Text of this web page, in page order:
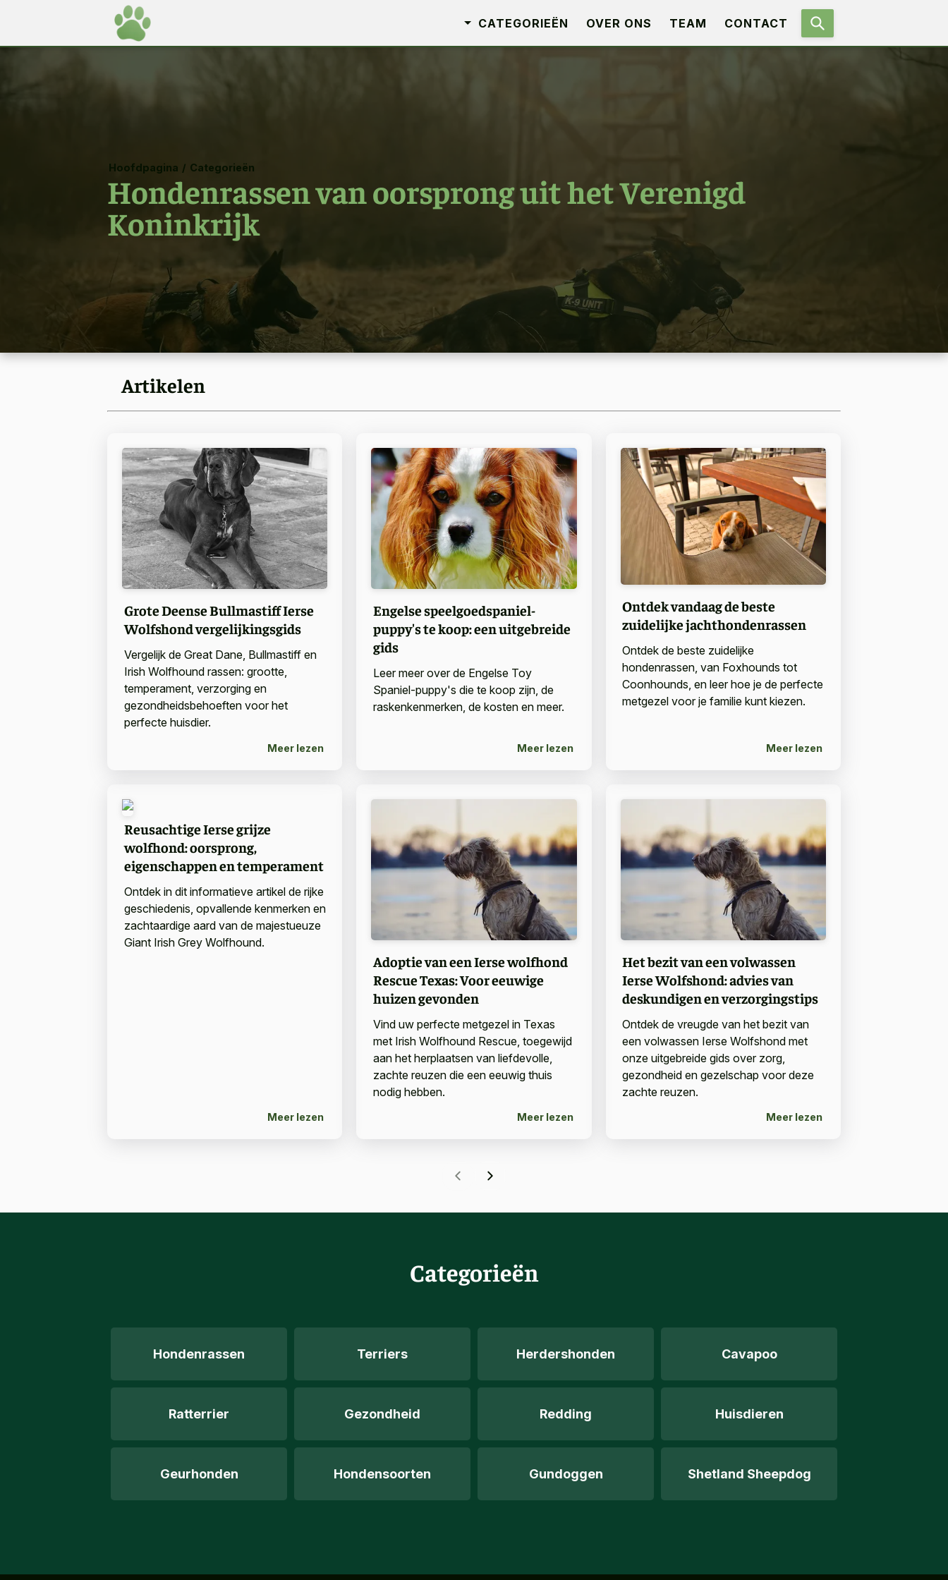
CATEGORIEËN OVER ONS TEAM CONTACT
Hoofdpagina / Categorieën
Hondenrassen van oorsprong uit het Verenigd
Koninkrijk
Artikelen
Grote Deense Bullmastiff Ierse
Wolfshond vergelijkingsgids
Vergelijk de Great Dane, Bullmastiff en
Irish Wolfhound rassen: grootte,
temperament, verzorging en
gezondheidsbehoeften voor het
perfecte huisdier.
Meer lezen
Engelse speelgoedspaniel-
puppy's te koop: een uitgebreide
gids
Leer meer over de Engelse Toy
Spaniel-puppy's die te koop zijn, de
raskenkenmerken, de kosten en meer.
Meer lezen
Ontdek vandaag de beste
zuidelijke jachthondenrassen
Ontdek de beste zuidelijke
hondenrassen, van Foxhounds tot
Coonhounds, en leer hoe je de perfecte
metgezel voor je familie kunt kiezen.
Meer lezen
Reusachtige Ierse grijze
wolfhond: oorsprong,
eigenschappen en temperament
Ontdek in dit informatieve artikel de rijke
geschiedenis, opvallende kenmerken en
zachtaardige aard van de majestueuze
Giant Irish Grey Wolfhound.
Meer lezen
Adoptie van een Ierse wolfhond
Rescue Texas: Voor eeuwige
huizen gevonden
Vind uw perfecte metgezel in Texas
met Irish Wolfhound Rescue, toegewijd
aan het herplaatsen van liefdevolle,
zachte reuzen die een eeuwig thuis
nodig hebben.
Meer lezen
Het bezit van een volwassen
Ierse Wolfshond: advies van
deskundigen en verzorgingstips
Ontdek de vreugde van het bezit van
een volwassen Ierse Wolfshond met
onze uitgebreide gids over zorg,
gezondheid en gezelschap voor deze
zachte reuzen.
Meer lezen
Categorieën
Hondenrassen Terriers Herdershonden Cavapoo
Ratterrier Gezondheid Redding Huisdieren
Geurhonden Hondensoorten Gundoggen Shetland Sheepdog